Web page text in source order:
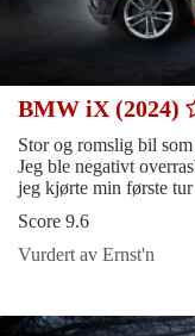
BMW iX (2024)
Stor og romslig bil
Jeg ble negativt
jeg kjørte min første
Score 9.6
Vurdert av Ernst'n